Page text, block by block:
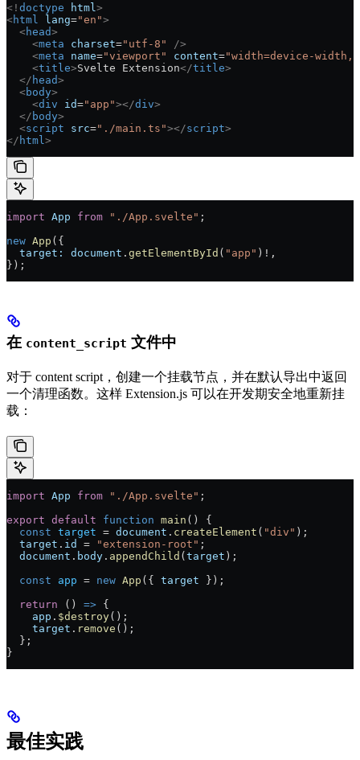
<! doctype html >
<html lang="en">
  <
head>
    <
meta charset="utf-8"
/>
    <
meta name="viewport" content="width=device-
    <
title>Svelte Extension</title>
  </
head>
  <
body>
    <
div id="app"></div>
  </
body>
  <
script src="./main.ts"></script>
</ html >
import App from "./App.svelte" ;
new App ({
  target:
document . getElementById ( "app" ) ! ,
});
在 content_script 文件中
对于 content script，创建一个挂载节点，并在默认导出中返回
一个清理函数。这样 Extension.js 可以在开发期安全地重新挂
载：
import App from "./App.svelte" ;
export default function main () {
  const
target = document . createElement ( "div" );
  target
. id = "extension-root" ;
  document
. body . appendChild ( target );
  const
app = new App ({ target });
  return
() => {
    app
. $destroy();
    target
. remove ();
  };
}
最佳实践